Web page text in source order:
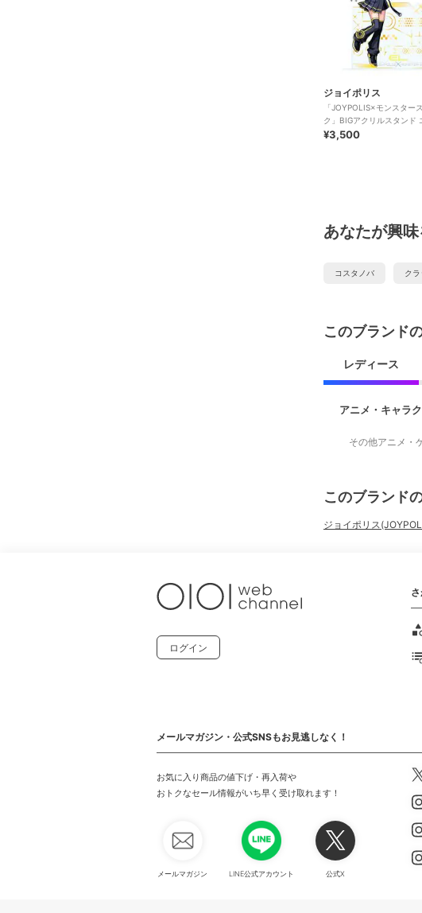
ジョイポリス
「JOYPOLIS×モンスター
ク」BIGアクリルスタンド
¥3,500
あなたが興
コスタノバ クラ
このブランド
レディース
アニメ・キャラ
その他アニメ・
このブランド
ジョイポリス
ログイン
メールマガジン・公式SNSもお見逃しなく！
お気に入り商品の値下げ・再入荷や
おトクなセール情報がいち早く受け取れます！
メールマガジン LINE公式アカウント 公式X